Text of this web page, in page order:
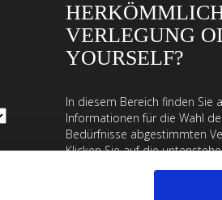
VERLEGUNG
YOURSELF?
In diesem Bereich finden Sie
Informationen für die Wahl
Bedürfnisse abgestimmten
Klicken Sie auf die
Verlegemethoden, um
der erforderlichen Zubehöre